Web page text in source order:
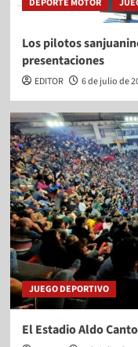
Los pilotos
presentaciones
EDITOR 6 de julio de
JUEGO DEPORTIVO
El Estadio Aldo